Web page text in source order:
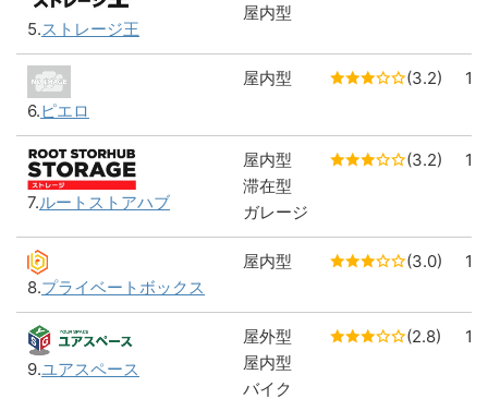
5.ストレージ王
屋内型
6.ピエロ
屋内型 (3.2) 1
7.ルートストアハブ
屋内型
滞在型
ガレージ
(3.2) 1
8.プライベートボックス
屋内型 (3.0) 1
9.ユアスペース
屋外型
屋内型
バイク
(2.8) 1